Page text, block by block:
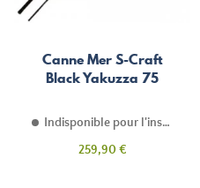
Canne Mer S-Craft
Black Yakuzza 75
Indisponible pour l'instant
Prix
259,90 €